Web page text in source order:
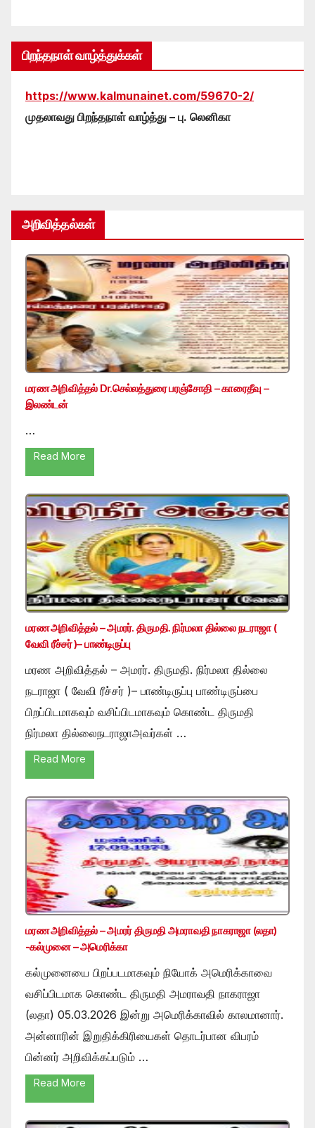
பிறந்தநாள் வாழ்த்துக்கள்
https://www.kalmunainet.com/59670-2/
முதலாவது பிறந்தநாள் வாழ்த்து – பு. லெனிகா
அறிவித்தல்கள்
மரண அறிவித்தல் Dr.செல்லத்துரை பரஞ்சோதி – காரைதீவு –
இலண்டன்
…
Read More
மரண அறிவித்தல் – அமரர். திருமதி. நிர்மலா தில்லை நடராஜா (
வேவி ரீச்சர் )– பாண்டிருப்பு
மரண அறிவித்தல் – அமரர். திருமதி. நிர்மலா தில்லை
நடராஜா ( வேவி ரீச்சர் )– பாண்டிருப்பு பாண்டிருப்பை
பிறப்பிடமாகவும் வசிப்பிடமாகவும் கொண்ட திருமதி
நிர்மலா தில்லைநடராஜாஅவர்கள் …
Read More
மரண அறிவித்தல் – அமரர் திருமதி அமராவதி நாகராஜா (லதா)
-கல்முனை – அமெரிக்கா
கல்முனையை பிறப்படமாகவும் நியோக் அமெரிக்காவை
வசிப்பிடமாக கொண்ட திருமதி அமராவதி நாகராஜா
(லதா) 05.03.2026 இன்று அமெரிக்காவில் காலமானார்.
அன்னாரின் இறுதிக்கிரியைகள் தொடர்பான விபரம்
பின்னர் அறிவிக்கப்படும் …
Read More